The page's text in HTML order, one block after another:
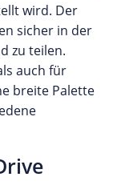
wird. Der
sicher in der
zu teilen.
auch für
breite Palette